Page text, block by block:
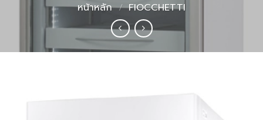
หน้าหลัก / FIOCCHETTI